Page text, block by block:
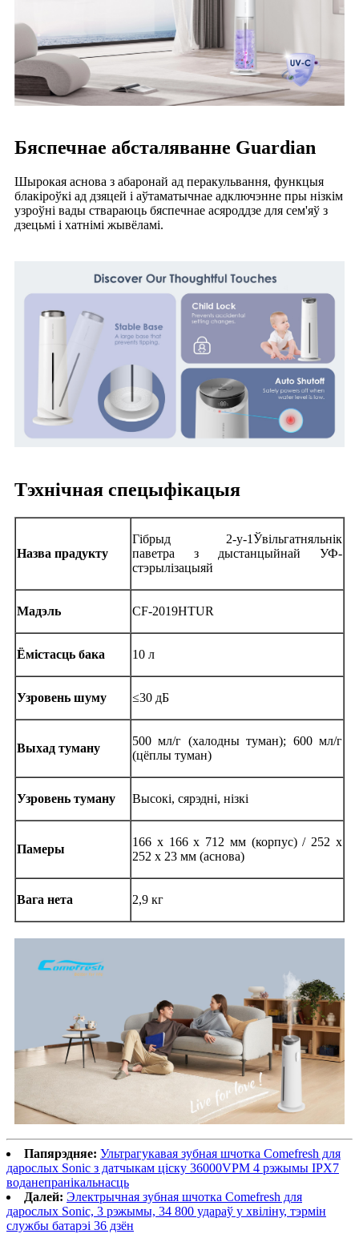
Бяспечнае абсталяванне Guardian
Шырокая аснова з абаронай ад перакульвання, функцыя
блакіроўкі ад дзяцей і аўтаматычнае адключэнне пры нізкім
узроўні вады ствараюць бяспечнае асяроддзе для сем'яў з
дзецьмі і хатнімі жывёламі.
Тэхнічная спецыфікацыя
Назва прадукту
Гібрыд 2-у-1Ўвільгатняльнік
паветра
з дыстанцыйнай УФ-
стэрылізацыяй
Мадэль CF-2019HTUR
Ёмістасць бака 10 л
Узровень шуму ≤30 дБ
Выхад туману
500 мл/г (халодны туман); 600 мл/г
(цёплы туман)
Узровень туману Высокі, сярэдні, нізкі
Памеры
166 x 166 x 712 мм (корпус) / 252 x
252 x 23 мм (аснова)
Вага нета 2,9 кг
Папярэдняе: Ультрагукавая зубная шчотка Comefresh для
дарослых Sonic з датчыкам ціску 36000VPM 4 рэжымы IPX7
воданепранікальнасць
Далей: Электрычная зубная шчотка Comefresh для
дарослых Sonic, 3 рэжымы, 34 800 удараў у хвіліну, тэрмін
службы батарэі 36 дзён